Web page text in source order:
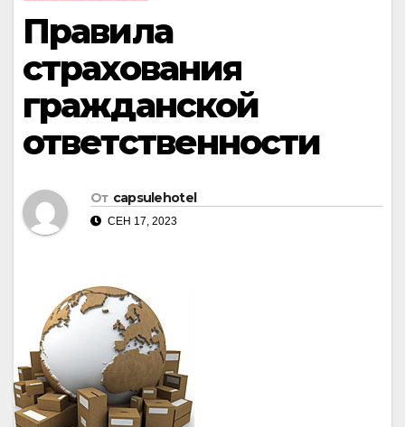
Правила
страхования
гражданской
ответственности
От capsulehotel
СЕН 17, 2023